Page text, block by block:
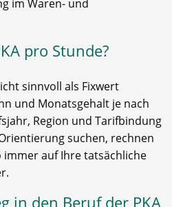
im Waren- und
pro Stunde?
sinnvoll als Fixwert
und Monatsgehalt je nach
Region und Tarifbindung
suchen, rechnen
auf Ihre tatsächliche
in den Beruf der PKA